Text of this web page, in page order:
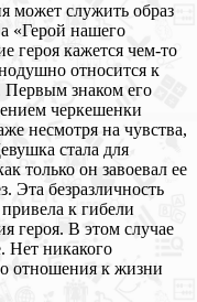
может служить образ
«Герой нашего
героя кажется чем-то
относится к
Первым знаком его
черкешенки
несмотря на чувства,
стала для
только он завоевал ее
Эта безразличность
к гибели
героя. В этом случае
Нет никакого
отношения к жизни